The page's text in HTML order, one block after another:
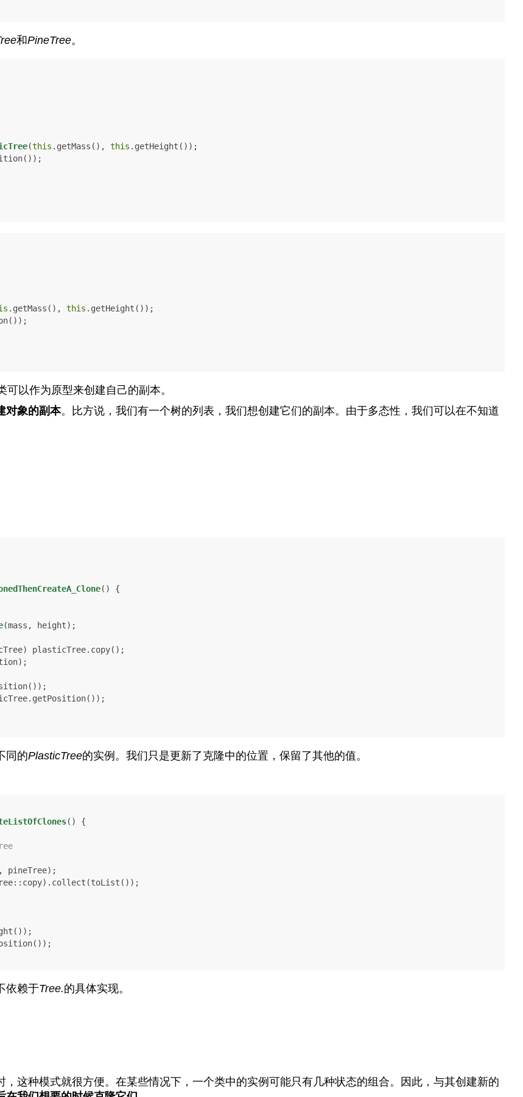
和PineTree。
(this .getMass(), this .getHeight());
.getMass(), this .getHeight());
可以作为原型来创建自己的副本。
对象的副本。比方说，我们有一个树的列表，我们想创建它们的副本。由于多态性，我们可以在不知道
()
{
(mass, height);
plasticTree.copy();
同的PlasticTree的实例。我们只是更新了克隆中的位置，保留了其他的值。
() {
依赖于Tree.的具体实现。
这种模式就很方便。在某些情况下，一个类中的实例可能只有几种状态的组合。因此，与其创建新的